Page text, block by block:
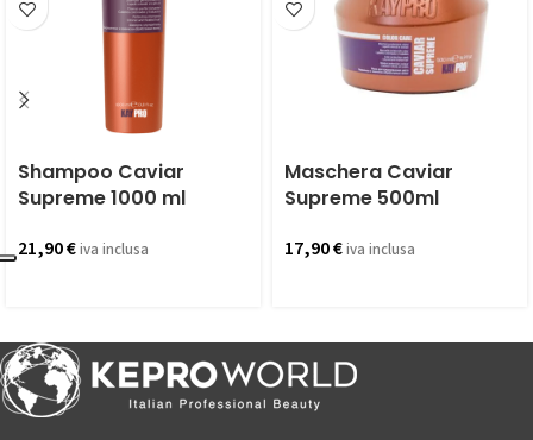
Shampoo Caviar
Supreme 1000 ml
21,90€iva inclusa
Maschera Caviar
Supreme 500ml
17,90€iva inclusa